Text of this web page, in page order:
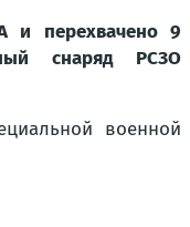
и перехвачено 9
снаряд РСЗО
военной